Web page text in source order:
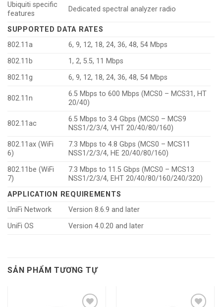
Ubiquiti specific
features
Dedicated spectral analyzer radio
SUPPORTED DATA RATES
802.11a
6, 9, 12, 18, 24, 36, 48, 54 Mbps
802.11b
1, 2, 5.5, 11 Mbps
802.11g
6, 9, 12, 18, 24, 36, 48, 54 Mbps
802.11n
6.5 Mbps to 600 Mbps (MCS0 – MCS31, HT
20/40)
802.11ac
6.5 Mbps to 3.4 Gbps (MCS0 – MCS9
NSS1/2/3/4, VHT 20/40/80/160)
802.11ax (WiFi
6)
7.3 Mbps to 4.8 Gbps (MCS0 – MCS11
NSS1/2/3/4, HE 20/40/80/160)
802.11be (WiFi
7)
7.3 Mbps to 11.5 Gbps (MCS0 – MCS13
NSS1/2/3/4, EHT 20/40/80/160/240/320)
APPLICATION REQUIREMENTS
UniFi Network
Version 8.6.9 and later
UniFi OS
Version 4.0.20 and later
SẢN PHẨM TƯƠNG TỰ